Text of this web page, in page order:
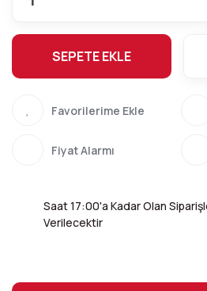
SEPETE EKLE
Fiyat Alarmı
Saat 17:00'a Kadar Olan
Verilecektir